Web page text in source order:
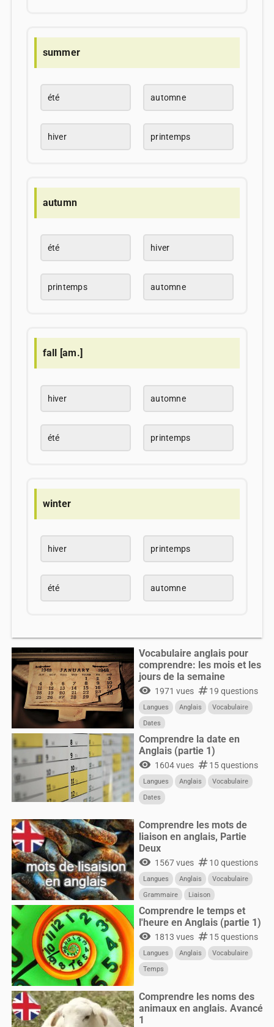
summer
été automne
hiver printemps
autumn
été hiver
printemps automne
fall [am.]
hiver automne
été printemps
winter
hiver printemps
été automne
Vocabulaire anglais pour
comprendre: les mois et les
jours de la semaine
visibility 1971 vues numbers19 questions
Langues Anglais
Vocabulaire
Dates
Comprendre la date en
Anglais (partie 1)
visibility 1604 vues numbers15 questions
Langues Anglais
Vocabulaire
Dates
Comprendre les mots de
liaison en anglais, Partie
Deux
visibility 1567 vues numbers10 questions
Langues Anglais
Vocabulaire
Grammaire
Liaison
Comprendre le temps et
l'heure en Anglais (partie 1)
visibility 1813 vues numbers15 questions
Langues Anglais
Vocabulaire
Temps
Comprendre les noms des
animaux en anglais. Avancé
1